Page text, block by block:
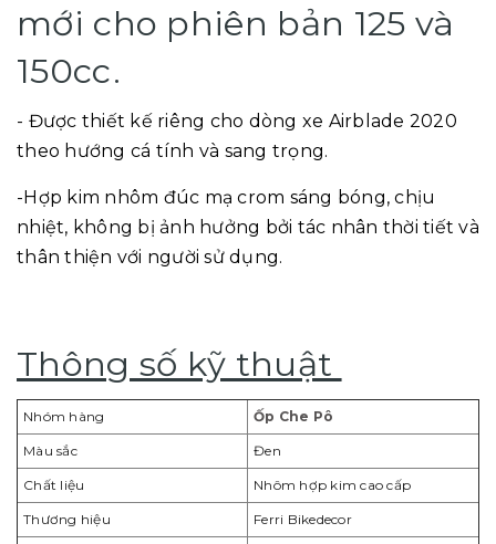
mới cho phiên bản 125 và
150cc.
- Được thiết kế riêng cho dòng xe Airblade 2020
theo hướng cá tính và sang trọng.
-Hợp kim nhôm đúc mạ crom sáng bóng, chịu
nhiệt, không bị ảnh hưởng bởi tác nhân thời tiết và
thân thiện với người sử dụng.
Thông số kỹ thuật
Nhóm hàng Ốp Che Pô
Màu sắc Đen
Chất liệu Nhôm hợp kim cao cấp
Thương hiệu Ferri Bikedecor